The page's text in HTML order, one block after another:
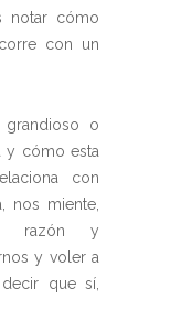
notar cómo
con un
o
y cómo esta
con
nos miente,
razón y
y voler a
que sí,